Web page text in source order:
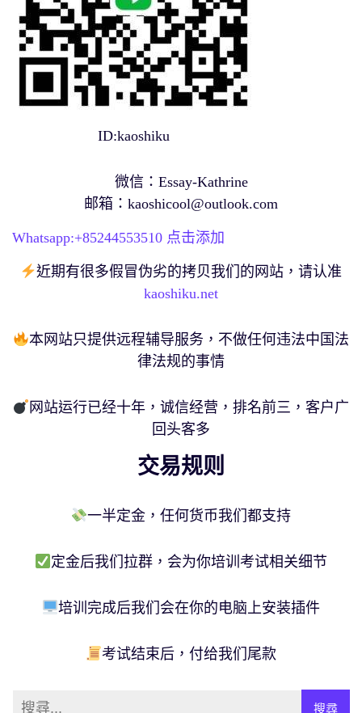
ID:kaoshiku
微信：Essay-Kathrine
邮箱： kaoshicool@outlook.com
Whatsapp:+85244553510 点击添加
近期有很多假冒伪劣的拷贝我们的网站，请认准
kaoshiku.net
本网站只提供远程辅导服务，不做任何违法中国法
律法规的事情
网站运行已经十年，诚信经营，排名前三，客户广
回头客多
交易规则
一半定金，任何货币我们都支持
定金后我们拉群，会为你培训考试相关细节
培训完成后我们会在你的电脑上安装插件
考试结束后，付给我们尾款